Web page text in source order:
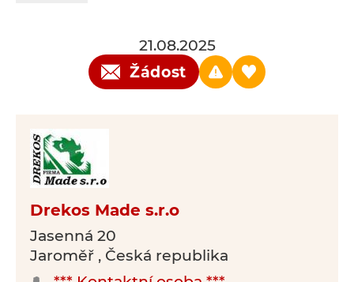
21.08.2025
Žádost
Drekos Made s.r.o
Jasenná 20
Jaroměř , Česká republika